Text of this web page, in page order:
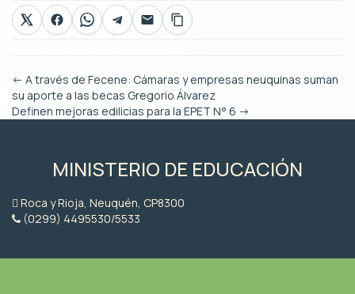
← A través de Fecene: Cámaras y empresas neuquinas suman
su aporte a las becas Gregorio Álvarez
Definen mejoras edilicias para la EPET N° 6 →
MINISTERIO DE EDUCACIÓN
Roca y Rioja, Neuquén, CP8300
(0299) 4495530/5533